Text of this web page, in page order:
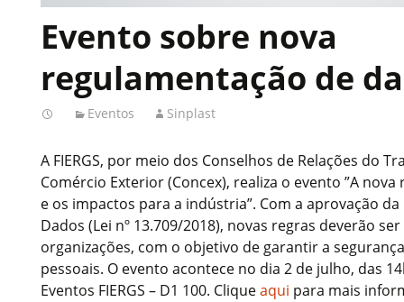
Evento sobre nova
regulamentação de
Eventos Sinplast
A FIERGS, por meio dos Conselhos de Relações do
Comércio Exterior (Concex), realiza o evento ”A
e os impactos para a indústria”. Com a aprovação
Dados (Lei nº 13.709/2018), novas regras deverão
organizações, com o objetivo de garantir a
pessoais. O evento acontece no dia 2 de julho, das
Eventos FIERGS – D1 100. Cliqueaqui para mais